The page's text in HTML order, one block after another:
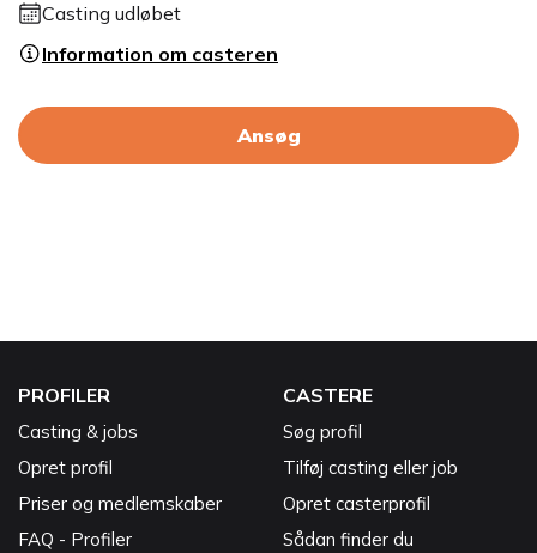
Casting udløbet
Information om casteren
Ansøg
PROFILER
Casting & jobs
Opret profil
Priser og medlemskaber
FAQ - Profiler
CASTERE
Søg profil
Tilføj casting eller job
Opret casterprofil
Sådan finder du